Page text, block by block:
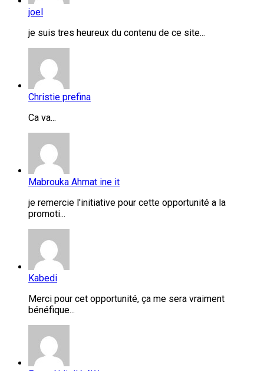
joel
je suis tres heureux du contenu de ce site...
Christie prefina
Ca va...
Mabrouka Ahmat ine it
je remercie l'initiative pour cette opportunité a la
promoti...
Kabedi
Merci pour cet opportunité, ça me sera vraiment
bénéfique...